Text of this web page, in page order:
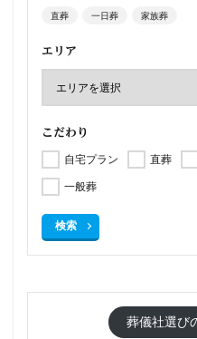
直葬 一日葬 家族葬
エリア
こだわり
自宅プラン 直葬
一般葬
検索
葬儀社選び